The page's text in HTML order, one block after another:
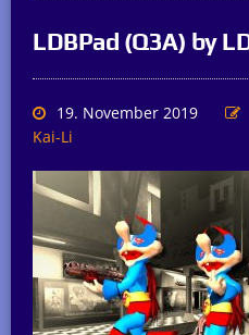
LDBPad (Q3A) by
19. November 2019
Kai-Li